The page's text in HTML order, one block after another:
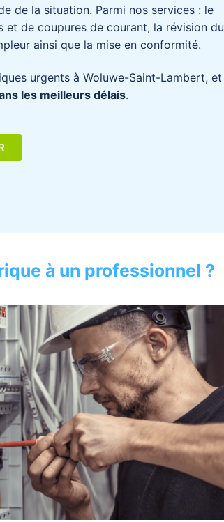
de la situation. Parmi nos services : le
de coupures de courant, la révision du
ainsi que la mise en conformité.
urgents à Woluwe-Saint-Lambert, et
les meilleurs délais.
à un professionnel ?